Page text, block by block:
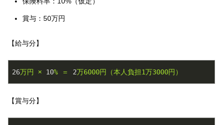
賞与：50万円
【給与分】
26万円 × 10% ＝ 2万6000円（本人負担1万3000円）
【賞与分】